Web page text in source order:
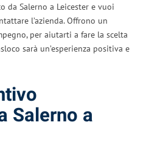
da Salerno a Leicester e vuoi
l’azienda. Offrono un
per aiutarti a fare la scelta
sarà un’esperienza positiva e
Salerno a